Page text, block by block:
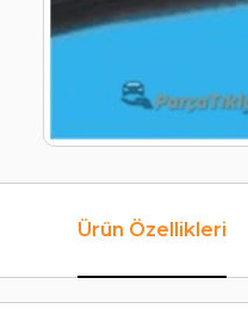
Ürün Özellikleri